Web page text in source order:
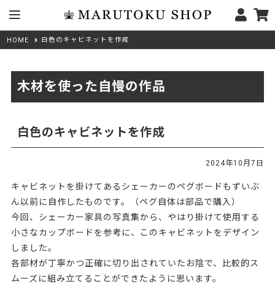
HOME 白色のキャビネットを作成
木材を使った自慢の作品
白色のキャビネットを作成
2024年10月7日
キャビネットを掛けてあるシェーカーのペグボードもずいぶ
ん以前に自作したものです。（ペグ自体は部品で購入）
今回、シェーカー家具の写真集から、やはり掛けて使用する
小さなカップボードを参考に、このキャビネットをデザイン
しました。
各部材が丁寧かつ正確に切り出されていたお陰で、比較的ス
ムーズに組み立てることができたように思います。